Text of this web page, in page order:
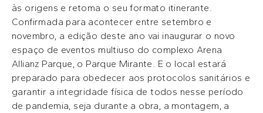
às origens e retoma o seu formato itinerante.
Confirmada para acontecer entre setembro e
novembro, a edição deste ano vai inaugurar o novo
espaço de eventos multiuso do complexo Arena
Allianz Parque, o Parque Mirante. E o local estará
preparado para obedecer aos protocolos sanitários e
garantir a integridade física de todos nesse período
de pandemia, seja durante a obra, a montagem, a